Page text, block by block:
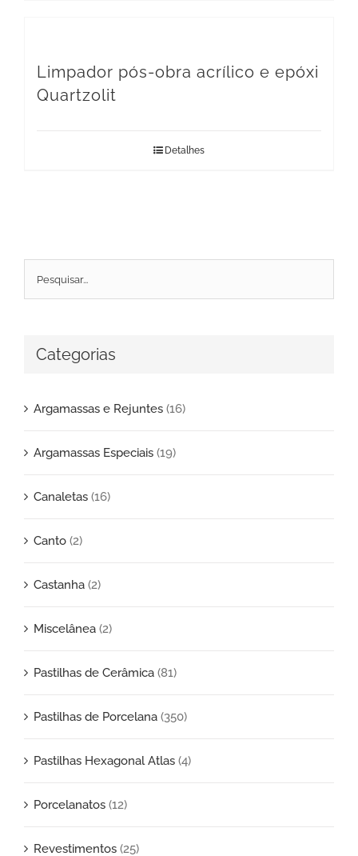
Limpador pós-obra acrílico e epóxi
Quartzolit
Detalhes
Categorias
Argamassas e Rejuntes (16)
Argamassas Especiais (19)
Canaletas (16)
Canto (2)
Castanha (2)
Miscelânea (2)
Pastilhas de Cerâmica (81)
Pastilhas de Porcelana (350)
Pastilhas Hexagonal Atlas (4)
Porcelanatos (12)
Revestimentos (25)